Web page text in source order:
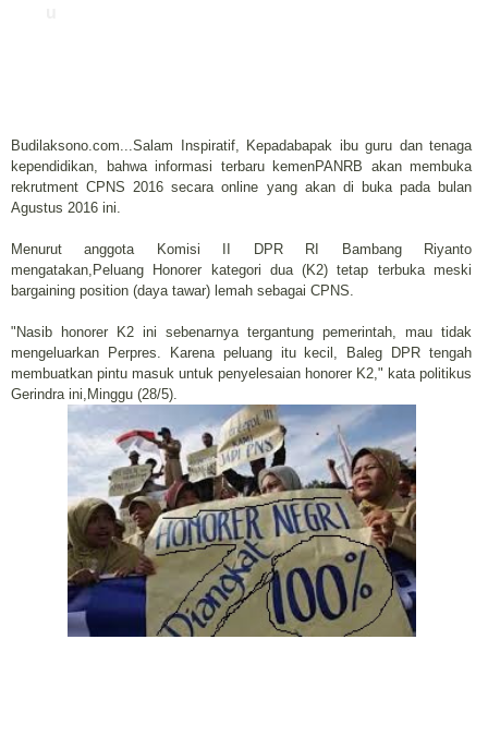
Budilaksono.com...Salam Inspiratif, Kepadabapak ibu guru dan tenaga
kependidikan, bahwa informasi terbaru kemenPANRB akan membuka
rekrutment CPNS 2016 secara online yang akan di buka pada bulan
Agustus 2016 ini.
Menurut anggota Komisi II DPR RI Bambang Riyanto
mengatakan,Peluang Honorer kategori dua (K2) tetap terbuka meski
bargaining position (daya tawar) lemah sebagai CPNS.
‎"Nasib honorer K2 ini sebenarnya tergantung pemerintah, mau tidak
mengeluarkan Perpres. Karena peluang itu kecil, Baleg DPR tengah
membuatkan pintu masuk untuk penyelesaian honorer K2," kata politikus
Gerindra ini,Minggu (28/5).